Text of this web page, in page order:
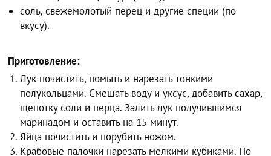
соль, свежемолотый перец и другие специи (по
вкусу).
Приготовление:
Лук почистить, помыть и нарезать тонкими
полукольцами. Смешать воду и уксус, добавить сахар,
щепотку соли и перца. Залить лук получившимся
маринадом и оставить на 15 минут.
Яйца почистить и порубить ножом.
Крабовые палочки нарезать мелкими кубиками. По